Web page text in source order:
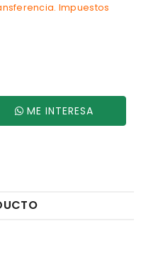
Impuestos
ME INTERESA